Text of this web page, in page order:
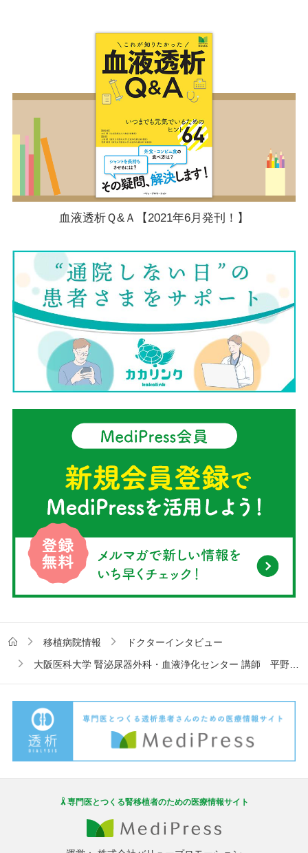
血液透析Ｑ&Ａ【2021年6月発刊！】
移植病院情報
ドクターインタビュー
大阪医科大学 腎泌尿器外科・血液浄化センター 講師 平野一先生インタビュー
専門医とつくる腎移植者のための医療情報サイト